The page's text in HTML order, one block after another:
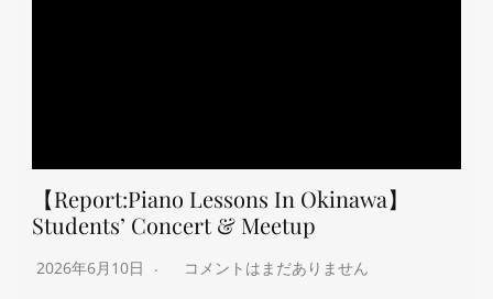
【Report:Piano Lessons In Okinawa】
Students’ Concert & Meetup
2026年6月10日 コメントはまだありません